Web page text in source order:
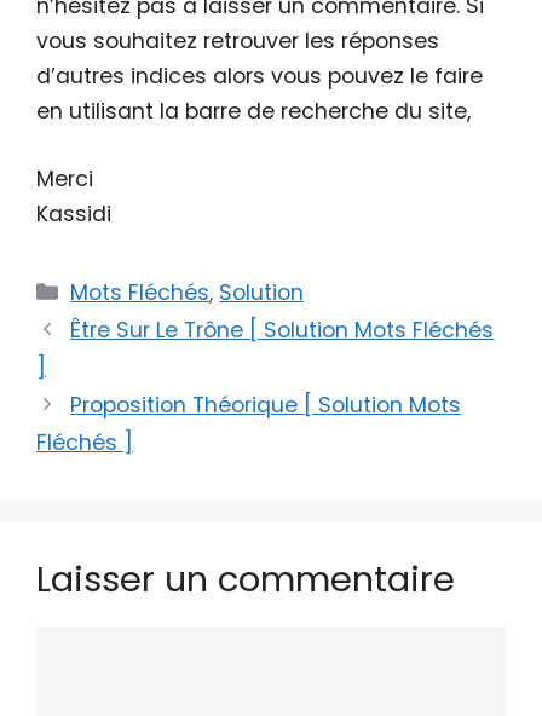
n’hésitez pas à laisser un commentaire. Si
vous souhaitez retrouver les réponses
d’autres indices alors vous pouvez le faire
en utilisant la barre de recherche du site,
Merci
Kassidi
Catégories
Mots Fléchés, Solution
Être Sur Le Trône [ Solution Mots Fléchés
Proposition Théorique [ Solution Mots
Fléchés ]
Laisser un commentaire